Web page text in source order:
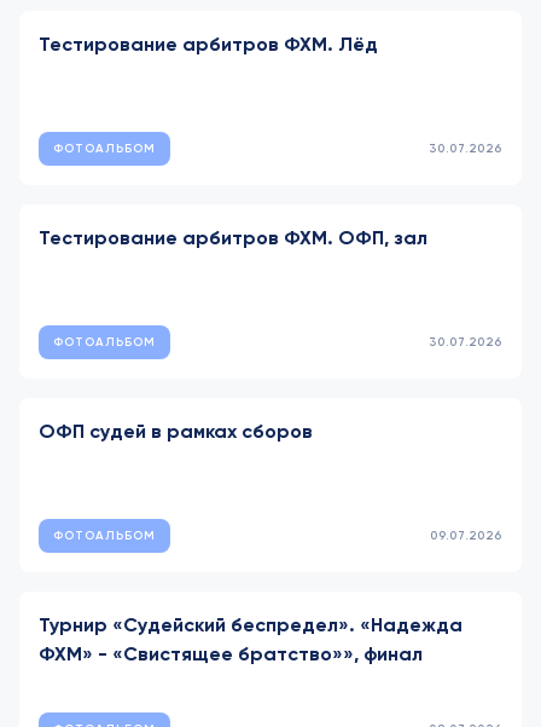
Тестирование арбитров ФХМ. Лёд
ФОТОАЛЬБОМ 30.07.2026
Тестирование арбитров ФХМ. ОФП, зал
ФОТОАЛЬБОМ 30.07.2026
ОФП судей в рамках сборов
ФОТОАЛЬБОМ 09.07.2026
Турнир «Судейский беспредел». «Надежда
ФХМ» - «Свистящее братство»», финал